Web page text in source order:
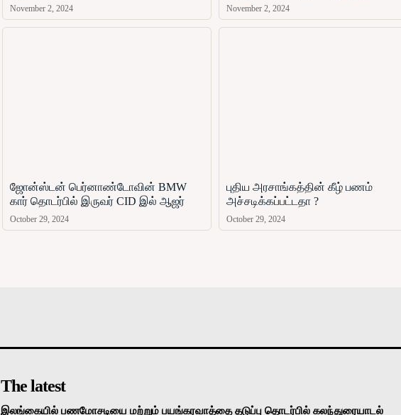
November 2, 2024 November 2, 2024
ஜோன்ஸ்டன் பெர்னாண்டோவின் BMW
கார் தொடர்பில் இருவர் CID இல் ஆஜர்
October 29, 2024
புதிய அரசாங்கத்தின் கீழ் பணம்
அச்சடிக்கப்பட்டதா ?
October 29, 2024
The latest
இலங்கையில் பணமோசடியை மற்றும் பயங்கரவாத்தை தடுப்பு தொடர்பில் கலந்துரையாடல்